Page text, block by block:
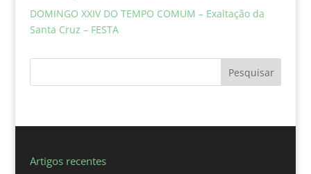
DOMINGO XXIV DO TEMPO COMUM – Exaltação da
Santa Cruz – FESTA
Pesquisar
Artigos recentes